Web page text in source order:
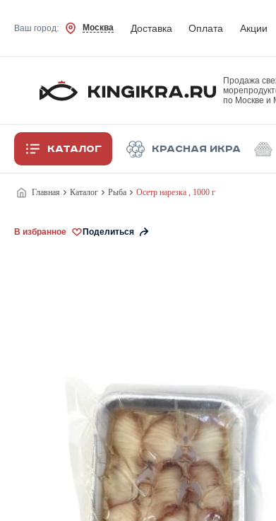
Ваш город: Москва Доставка Оплата Акции
Продажа
по Москве и
Каталог Красная икра
Главная Каталог Рыба Осетр нарезка , 1000 г
В избранное